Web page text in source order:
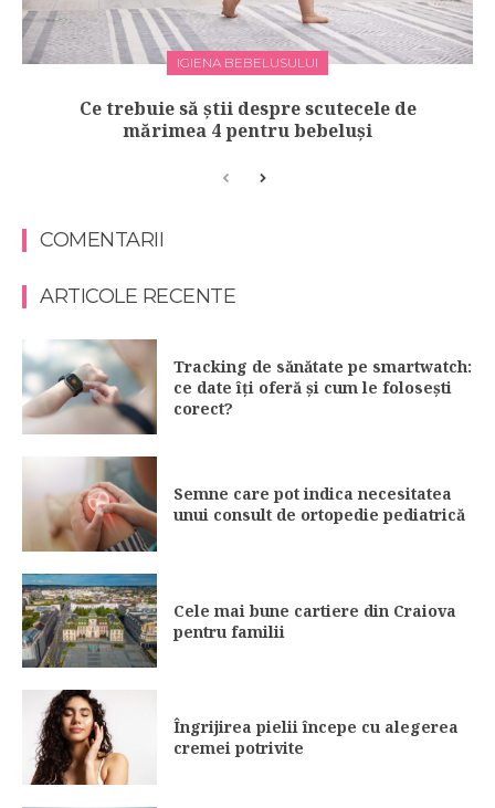
IGIENA BEBELUSULUI
Ce trebuie să știi despre scutecele de
mărimea 4 pentru bebeluși
COMENTARII
ARTICOLE RECENTE
Tracking de sănătate pe smartwatch:
ce date îți oferă și cum le folosești
corect?
Semne care pot indica necesitatea
unui consult de ortopedie pediatrică
Cele mai bune cartiere din Craiova
pentru familii
Îngrijirea pielii începe cu alegerea
cremei potrivite